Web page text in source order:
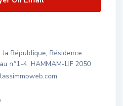
République, Résidence
n°1-4. HAMMAM-LIF 2050